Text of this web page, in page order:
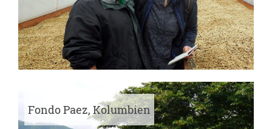
Fondo Paez, Kolumbien